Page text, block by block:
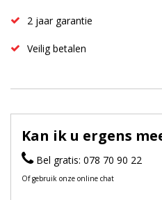
2 jaar garantie
Veilig betalen
Kan ik u ergens
Bel gratis: 078 70 90 22
Of gebruik onze online chat